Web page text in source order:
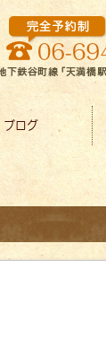
ブログ